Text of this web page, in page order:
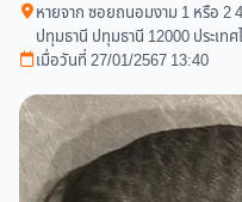
หายจาก ซอยถนอมงาม 1 หรือ 2
ปทุมธานี ปทุมธานี 12000 ประเทศ
เมื่อวันที่ 27/01/2567 13:40